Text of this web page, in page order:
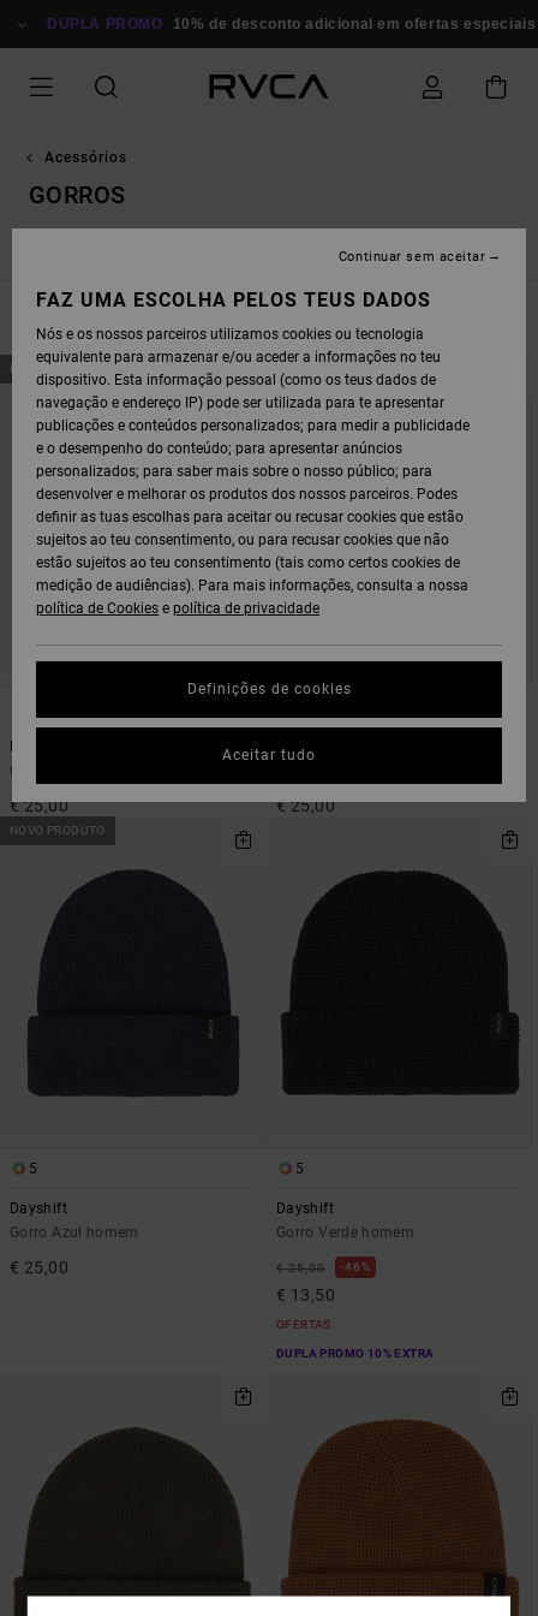
PARA
GRELHA
DUPLA PROMO 10% de desconto adicional em ofertas especiais
Acessórios
GORROS
Pequenos Acessórios
AVANÇAR
PARA
CRITÉRIOS
AVANÇAR
PARA
NOVO PRODUTO
Gorro Preto homem
€ 25,00
NOVO PRODUTO
Dayshift
€ 25,00
NOVO PRODUTO
5
Dayshift
Gorro Azul homem
€ 25,00
5
Dayshift
Gorro Verde homem
€ 25,00 46%
€ 13,50
OFERTAS
DUPLA PROMO 10% EXTRA
FAZ UMA ESCOLHA PELOS TEUS DADOS
Nós e os nossos parceiros utilizamos cookies ou tecnologia
equivalente para armazenar e/ou aceder a informações no teu
dispositivo. Esta informação pessoal (como os teus dados de
navegação e endereço IP) pode ser utilizada para te apresentar
publicações e conteúdos personalizados; para medir a publicidade
e o desempenho do conteúdo; para apresentar anúncios
personalizados; para saber mais sobre o nosso público; para
desenvolver e melhorar os produtos dos nossos parceiros. Podes
definir as tuas escolhas para aceitar ou recusar cookies que estão
sujeitos ao teu consentimento, ou para recusar cookies que não
estão sujeitos ao teu consentimento (tais como certos cookies de
medição de audiências). Para mais informações, consulta a nossa
política de Cookies e política de privacidade
Definições de cookies
Continuar sem aceitar
Aceitar tudo